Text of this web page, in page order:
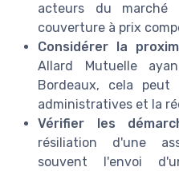
acteurs du marché
couverture à prix
Considérer la
Allard Mutuelle
Bordeaux, cela peut
administratives et la
Vérifier les
résiliation d'une
souvent l'envoi